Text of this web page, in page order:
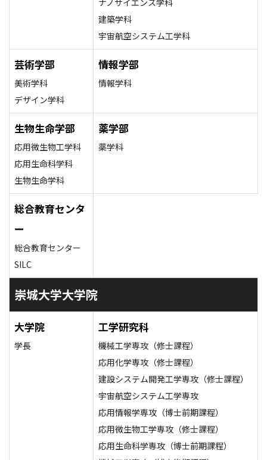
ナノサイエンス学科
建築学科
宇宙航空システム工学科
芸術学部
美術学科
デザイン学科
情報学部
情報学科
生物生命学部
応用微生物工学科
応用生命科学科
生物生命学科
薬学部
薬学科
総合教育センタ
ー
総合教育センター
SILC
崇城大学大学院
大学院
学長
工学研究科
機械工学専攻（修士課程）
応用化学専攻（修士課程）
建設システム開発工学専攻（修士課程）
宇宙航空システム工学専攻
応用情報学専攻（博士前期課程）
応用微生物工学専攻（修士課程）
応用生命科学専攻（博士前期課程）